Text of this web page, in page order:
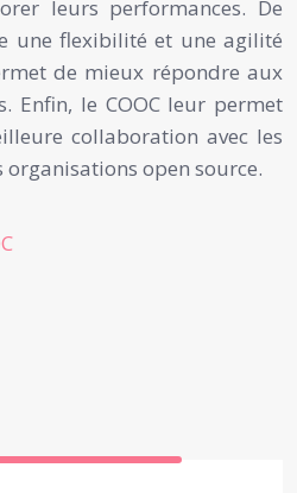
leurs performances. De
une flexibilité et une agilité
de mieux répondre aux
Enfin, le COOC leur permet
collaboration avec les
open source.